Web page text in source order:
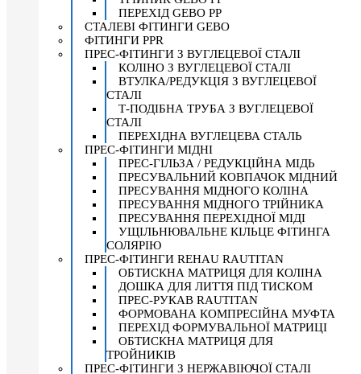
ПЕРЕХІД GEBO PP
СТАЛЕВІ ФІТИНГИ GEBO
ФІТИНГИ PPR
ПРЕС-ФІТИНГИ З ВУГЛЕЦЕВОЇ СТАЛІ
КОЛІНО З ВУГЛЕЦЕВОЇ СТАЛІ
ВТУЛКА/РЕДУКЦІЯ З ВУГЛЕЦЕВОЇ
СТАЛІ
Т-ПОДІБНА ТРУБА З ВУГЛЕЦЕВОЇ
СТАЛІ
ПЕРЕХІДНА ВУГЛЕЦЕВА СТАЛЬ
ПРЕС-ФІТИНГИ МІДНІ
ПРЕС-ГІЛЬЗА / РЕДУКЦІЙНА МІДЬ
ПРЕСУВАЛЬНИЙ КОВПАЧОК МІДНИЙ
ПРЕСУВАННЯ МІДНОГО КОЛІНА
ПРЕСУВАННЯ МІДНОГО ТРІЙНИКА
ПРЕСУВАННЯ ПЕРЕХІДНОЇ МІДІ
УЩІЛЬНЮВАЛЬНЕ КІЛЬЦЕ ФІТИНГА
СОЛЯРІЮ
ПРЕС-ФІТИНГИ REHAU RAUTITAN
ОБТИСКНА МАТРИЦЯ ДЛЯ КОЛІНА
ДОШКА ДЛЯ ЛИТТЯ ПІД ТИСКОМ
ПРЕС-РУКАВ RAUTITAN
ФОРМОВАНА КОМПРЕСІЙНА МУФТА
ПЕРЕХІД ФОРМУВАЛЬНОЇ МАТРИЦІ
ОБТИСКНА МАТРИЦЯ ДЛЯ
ТРОЙНИКІВ
ПРЕС-ФІТИНГИ З НЕРЖАВІЮЧОЇ СТАЛІ